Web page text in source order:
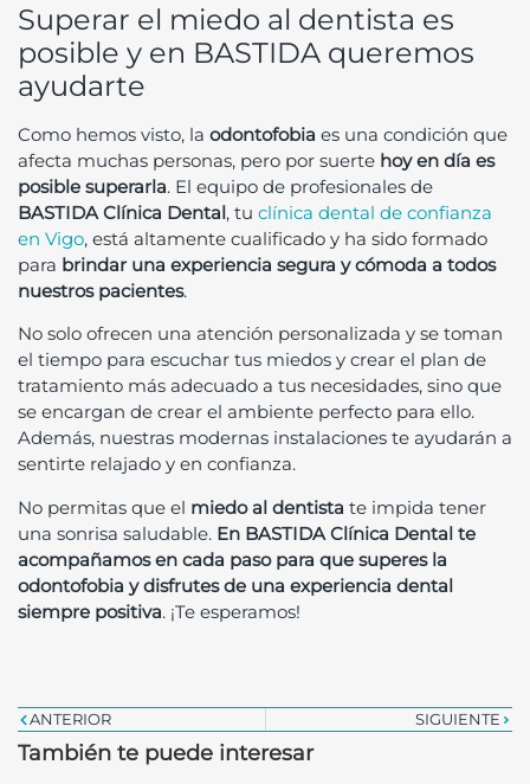
Superar el miedo al dentista es
posible y en BASTIDA queremos
ayudarte
Como hemos visto, la odontofobia es una condición que
afecta muchas personas, pero por suerte hoy en día es
posible superarla. El equipo de profesionales de
BASTIDA Clínica Dental, tu clínica dental de confianza
en Vigo, está altamente cualificado y ha sido formado
para brindar una experiencia segura y cómoda a todos
nuestros pacientes.
No solo ofrecen una atención personalizada y se toman
el tiempo para escuchar tus miedos y crear el plan de
tratamiento más adecuado a tus necesidades, sino que
se encargan de crear el ambiente perfecto para ello.
Además, nuestras modernas instalaciones te ayudarán a
sentirte relajado y en confianza.
No permitas que el miedo al dentista te impida tener
una sonrisa saludable. En BASTIDA Clínica Dental te
acompañamos en cada paso para que superes la
odontofobia y disfrutes de una experiencia dental
siempre positiva. ¡Te esperamos!
ANTERIOR SIGUIENTE
También te puede interesar